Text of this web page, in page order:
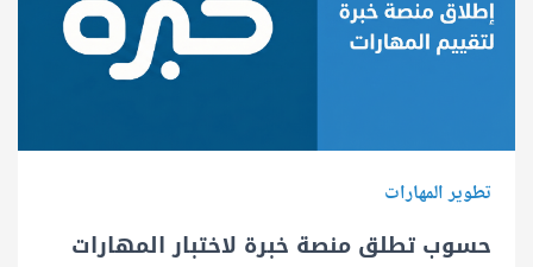
تطوير المهارات
حسوب تطلق منصة خبرة لاختبار المهارات